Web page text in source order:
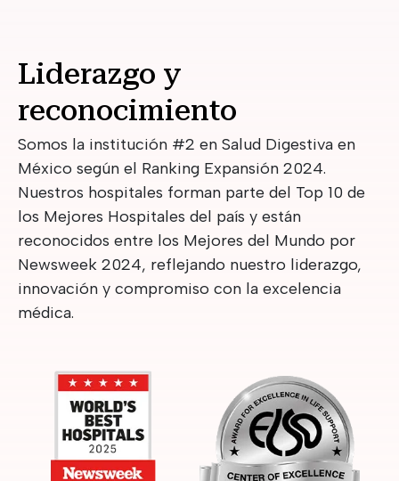
Liderazgo y
reconocimiento
Somos la institución #2 en Salud Digestiva en
México según el Ranking Expansión 2024.
Nuestros hospitales forman parte del Top 10 de
los Mejores Hospitales del país y están
reconocidos entre los Mejores del Mundo por
Newsweek 2024, reflejando nuestro liderazgo,
innovación y compromiso con la excelencia
médica.